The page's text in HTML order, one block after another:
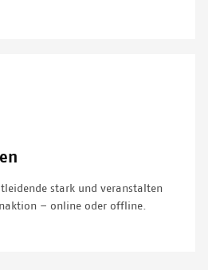
stark und veranstalten
– online oder offline.